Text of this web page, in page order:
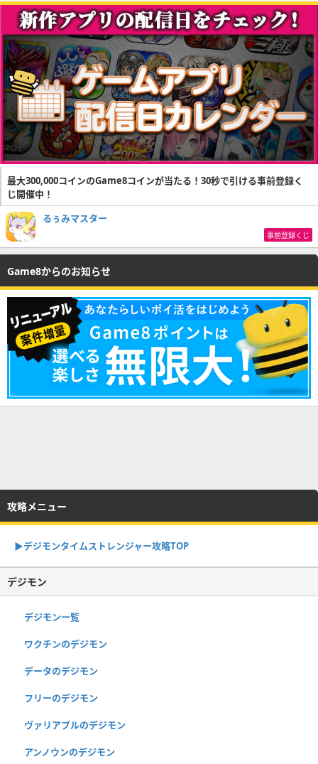
最大300,000コインのGame8コインが当たる！30秒で引ける事前登録く
じ開催中！
るぅみマスター
事前登録くじ
Game8からのお知らせ
攻略メニュー
▶︎デジモンタイムストレンジャー攻略TOP
デジモン
デジモン一覧
ワクチンのデジモン
データのデジモン
フリーのデジモン
ヴァリアブルのデジモン
アンノウンのデジモン